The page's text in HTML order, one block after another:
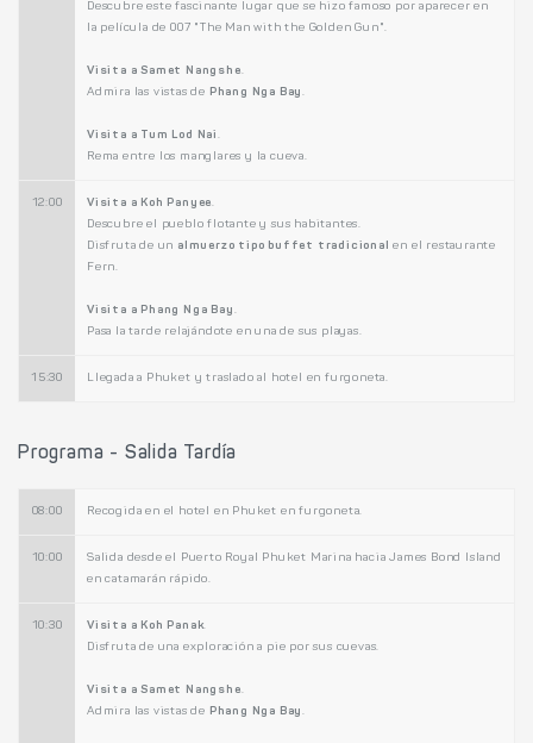
Descubre este fascinante lugar que se hizo famoso por aparecer en
la película de 007 "The Man with the Golden Gun".
Visita a Samet Nangshe.
Admira las vistas de Phang Nga Bay.
Visita a Tum Lod Nai .
Rema entre los manglares y la cueva.
12:00 Visita a Koh Panyee.
Descubre el pueblo flotante y sus habitantes.
Disfruta de un almuerzo tipo buffet tradicional en el restaurante
Fern.
Visita a Phang Nga Bay .
Pasa la tarde relajándote en una de sus playas.
15:30 Llegada a Phuket y traslado al hotel en furgoneta.
Programa - Salida Tardía
08:00 Recogida en el hotel en Phuket en furgoneta.
10:00
Salida desde el Puerto Royal Phuket Marina hacia James Bond Island
en catamarán rápido.
10:30 Visita a Koh Panak.
Disfruta de una exploración a pie por sus cuevas.
Visita a Samet Nangshe.
Admira las vistas de Phang Nga Bay.